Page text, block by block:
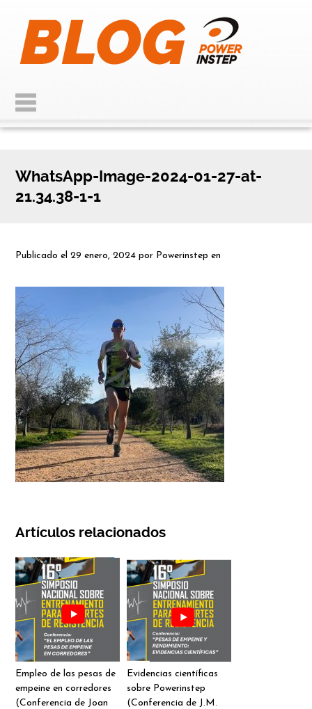
WhatsApp-Image-2024-01-27-at-
21.34.38-1-1
Publicado el29 enero, 2024 por Powerinstep en
Artículos relacionados
Empleo de las pesas de
empeine en corredores
(Conferencia de Joan
Evidencias científicas
sobre Powerinstep
(Conferencia de J.M.